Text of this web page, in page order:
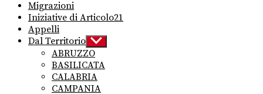
Migrazioni
Iniziative di Articolo21
Appelli
Dal Territorio Show
sub
menu
ABRUZZO
BASILICATA
CALABRIA
CAMPANIA